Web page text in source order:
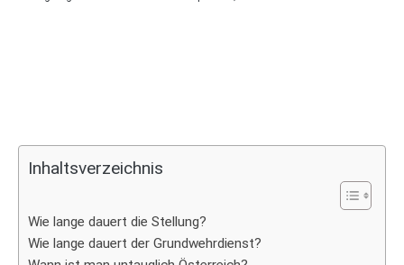
Inhaltsverzeichnis
Wie lange dauert die Stellung?
Wie lange dauert der Grundwehrdienst?